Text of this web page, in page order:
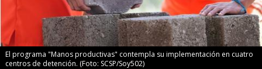
El programa "Manos productivas" contempla su implementación en cuatro
centros de detención. (Foto: SCSP/Soy502)